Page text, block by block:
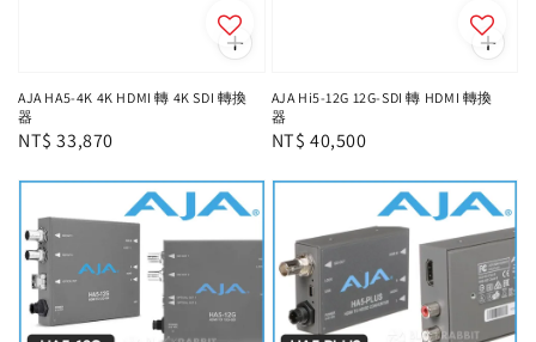
AJA HA5-4K 4K HDMI 轉 4K SDI 轉換
器
Regular
NT$ 33,870
AJA Hi5-12G 12G-SDI 轉 HDMI 轉換
器
Regular
NT$ 40,500